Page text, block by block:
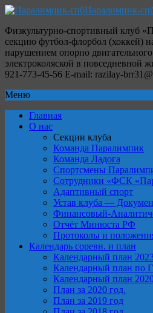
Паралимпик-
Физкультурно-спортивный клуб
секцию футбол-флорбол (хоккей)
нарушением опорно
электроколяской в повседневной
921-773-45-56 E-mail: razilay-
Меню
Главная
О нас
Секции клуба
Команда Паралимпик
Команда Ладога
Спортсмены
Сотрудники «ФСК
Адаптивный спорт
Устав клуба —
Финансовый-
Отчёт Минюста РФ
Протоколы и
Календарь соревн. и план
Календарный план
Календарный план по
Календарный план
План за 2020 год.
План за 2019 год